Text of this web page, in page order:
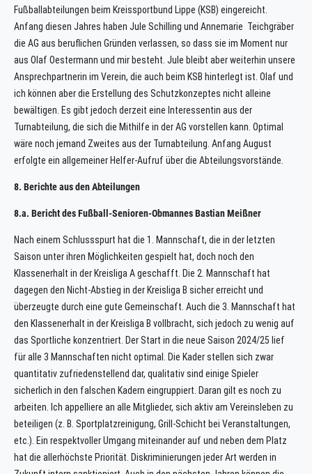
Fußballabteilungen beim Kreissportbund Lippe (KSB) eingereicht.
Anfang diesen Jahres haben Jule Schilling und Annemarie Teichgräber
die AG aus beruflichen Gründen verlassen, so dass sie im Moment nur
aus Olaf Oestermann und mir besteht. Jule bleibt aber weiterhin unsere
Ansprechpartnerin im Verein, die auch beim KSB hinterlegt ist. Olaf und
ich können aber die Erstellung des Schutzkonzeptes nicht alleine
bewältigen. Es gibt jedoch derzeit eine Interessentin aus der
Turnabteilung, die sich die Mithilfe in der AG vorstellen kann. Optimal
wäre noch jemand Zweites aus der Turnabteilung. Anfang August
erfolgte ein allgemeiner Helfer-Aufruf über die Abteilungsvorstände.
8. Berichte aus den Abteilungen
8.a. Bericht des Fußball-Senioren-Obmannes Bastian Meißner
Nach einem Schlussspurt hat die 1. Mannschaft, die in der letzten
Saison unter ihren Möglichkeiten gespielt hat, doch noch den
Klassenerhalt in der Kreisliga A geschafft. Die 2. Mannschaft hat
dagegen den Nicht-Abstieg in der Kreisliga B sicher erreicht und
überzeugte durch eine gute Gemeinschaft. Auch die 3. Mannschaft hat
den Klassenerhalt in der Kreisliga B vollbracht, sich jedoch zu wenig auf
das Sportliche konzentriert. Der Start in die neue Saison 2024/25 lief
für alle 3 Mannschaften nicht optimal. Die Kader stellen sich zwar
quantitativ zufriedenstellend dar, qualitativ sind einige Spieler
sicherlich in den falschen Kadern eingruppiert. Daran gilt es noch zu
arbeiten. Ich appelliere an alle Mitglieder, sich aktiv am Vereinsleben zu
beteiligen (z. B. Sportplatzreinigung, Grill-Schicht bei Veranstaltungen,
etc.). Ein respektvoller Umgang miteinander auf und neben dem Platz
hat die allerhöchste Priorität. Diskriminierungen jeder Art werden in